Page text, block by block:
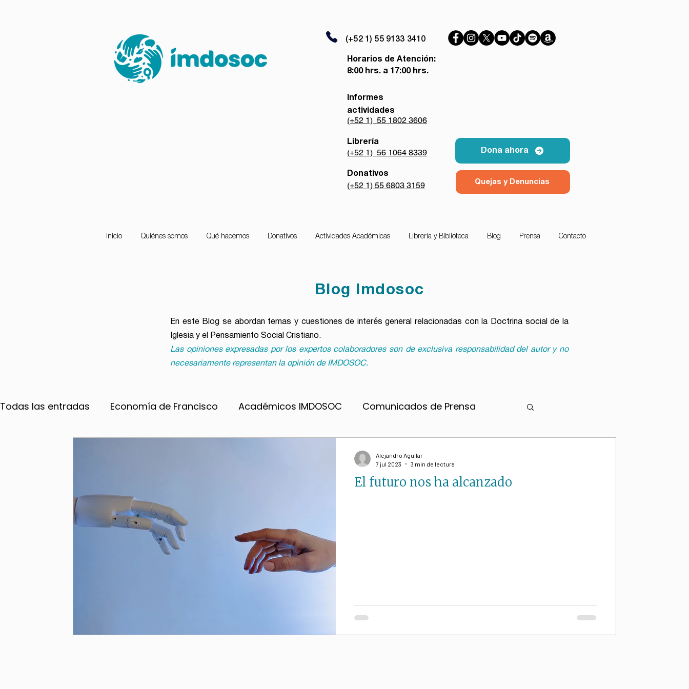
(+52 1) 55 9133 3410
Horarios de Atención:
8:00 hrs. a 17:00 hrs.
Informes
actividades
(+52 1) 55 1802 3606
Librería
(+52 1) 56 1064 8339
Donativos
(+52 1) 55 6803 3159
Dona ahora
Quejas y Denuncias
Inicio Quiénes somos Qué hacemos Donativos Actividades Académicas Librería y Biblioteca Blog Prensa Contacto
Blog Imdosoc
En este Blog se abordan temas y cuestiones de interés general relacionadas con la Doctrina social de la
Iglesia y el Pensamiento Social Cristiano.
Las opiniones expresadas por los expertos colaboradores son de exclusiva responsabilidad del autor y no
necesariamente representan la opinión de IMDOSOC.
Todas las entradas Economía de Francisco Académicos IMDOSOC Comunicados de Prensa
Material formativo
ESPIRITUALIDAD
Cristianismo y espiritualidades Justicia Social Educación
Homilías (Reflexiones)
El futuro nos ha alcanzado
Alejandro Aguilar
7 jul 2023
3 min de lectura